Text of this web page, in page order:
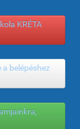
KRÉTA
belépéshez